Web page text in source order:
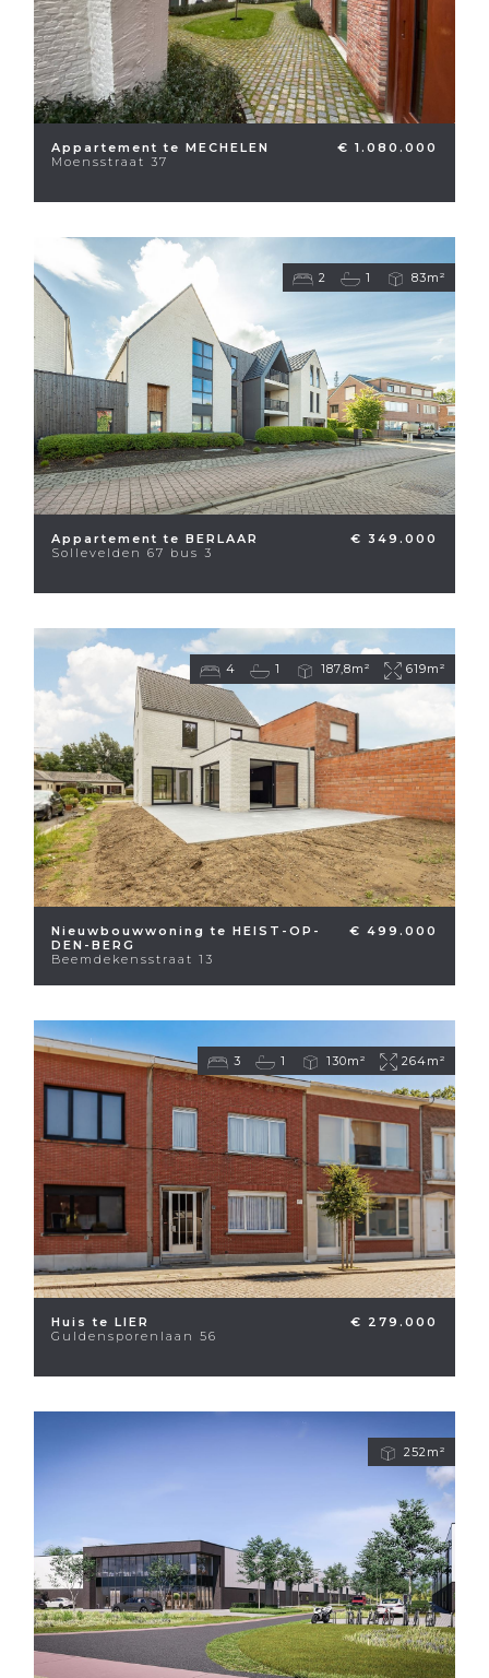
Appartement te MECHELEN
Moensstraat 37
€ 1.080.000
2 1 83m²
Appartement te BERLAAR
Sollevelden 67 bus 3
€ 349.000
4 1 187,8m² 619m²
Nieuwbouwwoning te HEIST-OP-
DEN-BERG
Beemdekensstraat 13
€ 499.000
3 1 130m² 264m²
Huis te LIER
Guldensporenlaan 56
€ 279.000
252m²